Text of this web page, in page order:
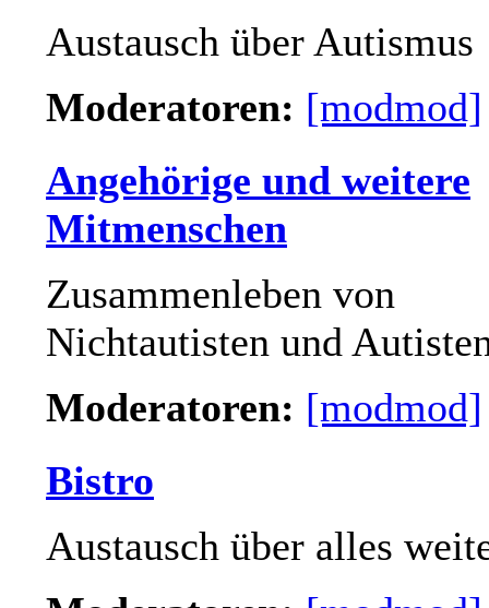
Austausch über Autismus
Moderatoren: [modmod]
Angehörige und weitere
Mitmenschen
Zusammenleben von
Nichtautisten und
Moderatoren: [modmod]
Bistro
Austausch über alles